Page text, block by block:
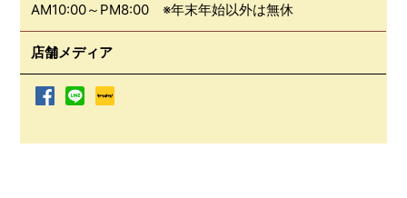
AM10:00～PM8:00 ※年末年始以外は無休
店舗メディア